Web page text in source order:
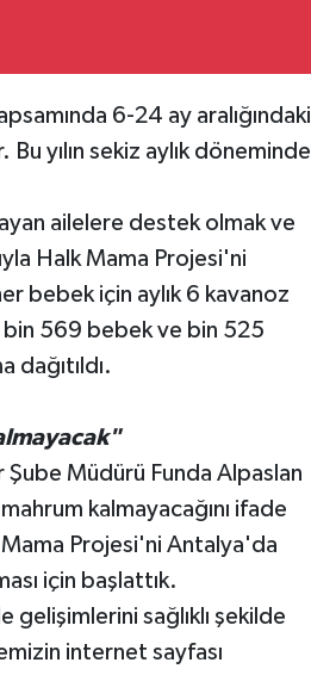
6-24 ay aralığındaki
yılın sekiz aylık döneminde
ailelere destek olmak ve
Halk Mama Projesi'ni
bebek için aylık 6 kavanoz
bin 569 bebek ve bin 525
dağıtıldı.
Şube Müdürü Funda Alpaslan
kalmayacağını ifade
Projesi'ni Antalya'da
için başlattık.
sağlıklı şekilde
internet sayfası